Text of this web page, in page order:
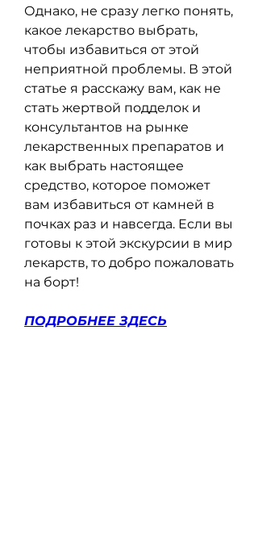
Однако, не сразу легко понять,
какое лекарство выбрать,
чтобы избавиться от этой
неприятной проблемы. В этой
статье я расскажу вам, как не
стать жертвой подделок и
консультантов на рынке
лекарственных препаратов и
как выбрать настоящее
средство, которое поможет
вам избавиться от камней в
почках раз и навсегда. Если вы
готовы к этой экскурсии в мир
лекарств, то добро пожаловать
на борт!
ПОДРОБНЕЕ ЗДЕСЬ